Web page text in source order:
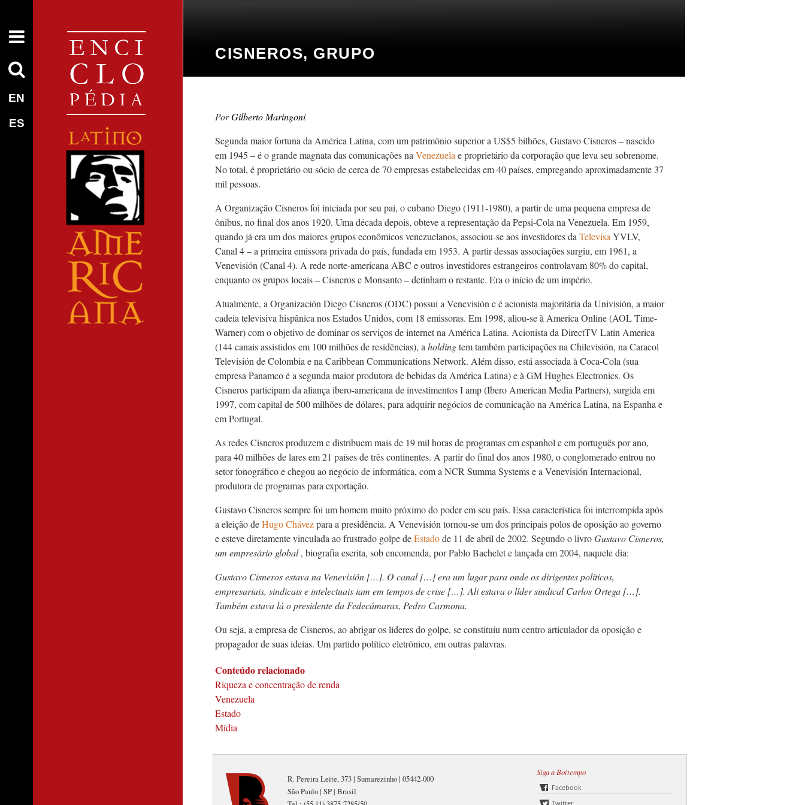
EN
ES
CISNEROS, GRUPO
Gilberto Maringoni
Segunda maior fortuna da América Latina, com um patrimônio superior a US$5­ bilhões, Gustavo Cisneros – nascido
em 1945 – é o grande magnata das comunicações na Venezuela e proprietário da corporação que leva seu sobrenome.
No total, é proprietário ou sócio de cerca de 70 empresas estabelecidas em 40 países, empregando aproximadamente 37
mil pessoas.
A Organização Cisneros foi iniciada por seu pai, o cubano Diego (1911-1980), a partir de uma pequena empresa de
ônibus, no final dos anos 1920. Uma década depois, obteve a representação da Pepsi-Cola na Venezuela. Em 1959,
quando já era um dos maiores grupos econômicos venezuelanos, associou-se aos investidores da Televisa YVLV,
Canal 4 – a primeira emissora privada do país, fundada em 1953. A partir dessas associações surgiu, em 1961, a
Venevisión (Canal 4). A rede norte-americana ABC e outros investidores estrangeiros controlavam 80% do capital,
enquanto os grupos locais – Cisneros e Monsanto – detinham o restante. Era o início de um império.
Atualmente, a Organización Diego Cisneros (ODC) possui a Venevisión e é acionista majoritária da Univisión, a maior
cadeia televisiva hispânica nos Estados Unidos, com 18 emissoras. Em 1998, aliou-se à America Online (AOL Time-
Warner) com o objetivo de dominar os serviços de internet na América Latina. Acionista da DirectTV Latin America
(144 canais assistidos em 100 milhões de residências), a holdingtem também participações na Chilevisión, na Caracol
Televisión de Colombia e na Caribbean Communications Network. Além disso, está associada à Coca-Cola (sua
empresa Panamco é a segunda maior produtora de bebidas da América Latina) e à GM Hughes Electronics. Os
Cisneros participam da aliança ibero-americana de investimentos Iamp(Ibero American Media Partners), surgida em
1997, com capital de 500 milhões de dólares, para adquirir negócios de comunicação na América Latina, na Espanha e
em Portugal.
As redes Cisneros produzem e distribuem mais de 19 mil horas de programas em espanhol e em português por ano,
para 40 milhões de lares em 21 países de três continentes. A partir do final dos anos 1980, o conglomerado entrou no
setor fonográfico e chegou ao negócio de informática, com a NCR Summa Systems e a Venevisión Internacional,
produtora de programas para exportação.
Gustavo Cisneros sempre foi um homem muito próximo do poder em seu país. Essa característica foi interrompida após
a eleição deHugo Chávezpara a presidência. A Venevisión tornou-se um dos principais polos de oposição ao governo
e esteve diretamente vinculada ao frustrado golpe deEstadode 11 de abril de 2002. Segundo o livroGustavo Cisneros,
um empresário global, biografia escrita, sob encomenda, por Pablo Bachelet e lançada em 2004, naquele dia:
Gustavo Cisneros estava na Venevisión […]. O canal […] era um lugar para onde os dirigentes políticos,
empresariais, sindicais e intelectuais iam em tempos de crise […]. Ali estava o líder sindical Carlos Ortega […].
Também estava lá o presidente da Fedecámaras, Pedro Carmona.
Ou seja, a empresa de Cisneros, ao abrigar os líderes do golpe, se constituiu num centro articulador da oposição e
propagador de suas ideias. Um partido político eletrônico, em outras palavras.
Conteúdo relacionado
Riqueza e concentração de renda
Venezuela
Estado
Mídia
R. Pereira Leite, 373 | Sumarezinho | 05442-000
São Paulo | SP | Brasil
Siga a Boitempo
Facebook
Twitter